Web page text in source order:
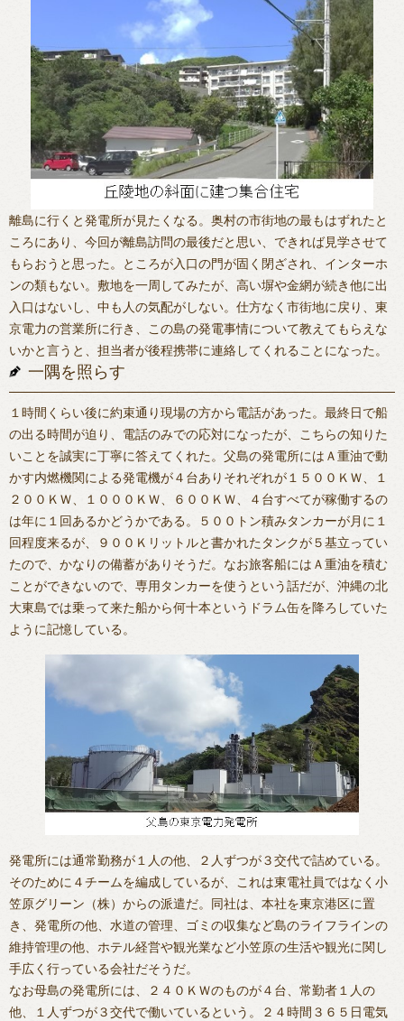
離島に行くと発電所が見たくなる。奥村の市街地の最もはずれたと
ころにあり、今回が離島訪問の最後だと思い、できれば見学させて
もらおうと思った。ところが入口の門が固く閉ざされ、インターホ
ンの類もない。敷地を一周してみたが、高い塀や金網が続き他に出
入口はないし、中も人の気配がしない。仕方なく市街地に戻り、東
京電力の営業所に行き、この島の発電事情について教えてもらえな
いかと言うと、担当者が後程携帯に連絡してくれることになった。
一隅を照らす
１時間くらい後に約束通り現場の方から電話があった。最終日で船
の出る時間が迫り、電話のみでの応対になったが、こちらの知りた
いことを誠実に丁寧に答えてくれた。父島の発電所にはＡ重油で動
かす内燃機関による発電機が４台ありそれぞれが１５００ＫＷ、１
２００ＫＷ、１０００ＫＷ、６００ＫＷ、４台すべてが稼働するの
は年に１回あるかどうかである。５００トン積みタンカーが月に１
回程度来るが、９００Ｋリットルと書かれたタンクが５基立ってい
たので、かなりの備蓄がありそうだ。なお旅客船にはＡ重油を積む
ことができないので、専用タンカーを使うという話だが、沖縄の北
大東島では乗って来た船から何十本というドラム缶を降ろしていた
ように記憶している。
発電所には通常勤務が１人の他、２人ずつが３交代で詰めている。
そのために４チームを編成しているが、これは東電社員ではなく小
笠原グリーン（株）からの派遣だ。同社は、本社を東京港区に置
き、発電所の他、水道の管理、ゴミの収集など島のライフラインの
維持管理の他、ホテル経営や観光業など小笠原の生活や観光に関し
手広く行っている会社だそうだ。
なお母島の発電所には、２４０ＫＷのものが４台、常勤者１人の
他、１人ずつが３交代で働いているという。２４時間３６５日電気